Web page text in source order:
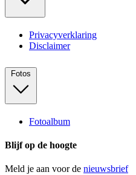
Privacyverklaring
Disclaimer
Fotos
Fotoalbum
Blijf op de hoogte
Meld je aan voor de nieuwsbrief